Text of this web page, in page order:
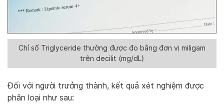
Chỉ số Triglyceride thường được đo bằng đơn vị miligam
trên decilit (mg/dL)
Đối với người trưởng thành, kết quả xét nghiệm được
phân loại như sau: